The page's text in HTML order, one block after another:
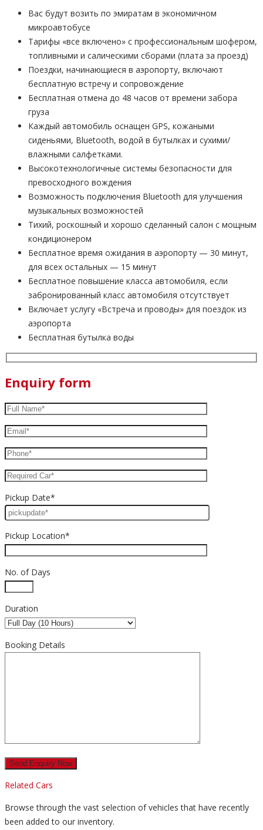
Вас будут возить по эмиратам в экономичном
микроавтобусе
Тарифы «все включено» с профессиональным шофером,
топливными и салическими сборами (плата за проезд)
Поездки, начинающиеся в аэропорту, включают
бесплатную встречу и сопровождение
Бесплатная отмена до 48 часов от времени забора
груза
Каждый автомобиль оснащен GPS, кожаными
сиденьями, Bluetooth, водой в бутылках и сухими/
влажными салфетками.
Высокотехнологичные системы безопасности для
превосходного вождения
Возможность подключения Bluetooth для улучшения
музыкальных возможностей
Тихий, роскошный и хорошо сделанный салон с мощным
кондиционером
Бесплатное время ожидания в аэропорту — 30 минут,
для всех остальных — 15 минут
Бесплатное повышение класса автомобиля, если
забронированный класс автомобиля отсутствует
Включает услугу «Встреча и проводы» для поездок из
аэропорта
Бесплатная бутылка воды
Enquiry form
Pickup Date*
Pickup Location*
No. of Days
Duration
Booking Details
Related Cars
Browse through the vast selection of vehicles that have recently
been added to our inventory.